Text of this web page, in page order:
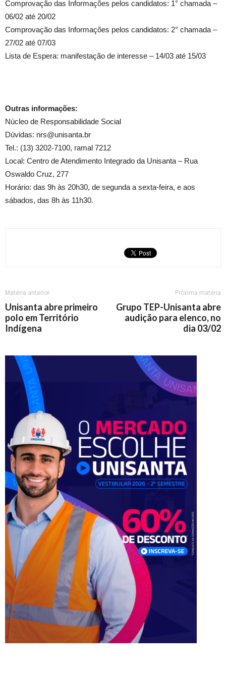
Comprovação das Informações pelos candidatos: 1° chamada –
06/02 até 20/02
Comprovação das Informações pelos candidatos: 2° chamada –
27/02 até 07/03
Lista de Espera: manifestação de interesse – 14/03 até 15/03
Outras informações:
Núcleo de Responsabilidade Social
Dúvidas: nrs@unisanta.br
Tel.: (13) 3202-7100, ramal 7212
Local: Centro de Atendimento Integrado da Unisanta – Rua
Oswaldo Cruz, 277
Horário: das 9h às 20h30, de segunda a sexta-feira, e aos
sábados, das 8h às 11h30.
Matéria anterior
Unisanta abre primeiro
polo em Território
Indígena
Próxima matéria
Grupo TEP-Unisanta abre
audição para elenco, no
dia 03/02